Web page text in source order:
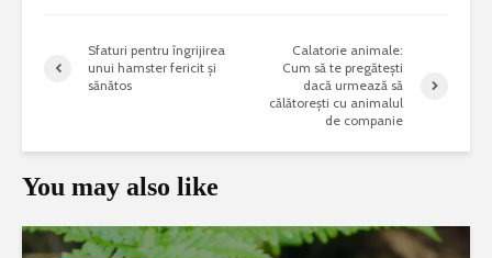
Sfaturi pentru îngrijirea
unui hamster fericit și
sănătos
Calatorie animale:
Cum să te pregătești
dacă urmează să
călătorești cu animalul
de companie
You may also like